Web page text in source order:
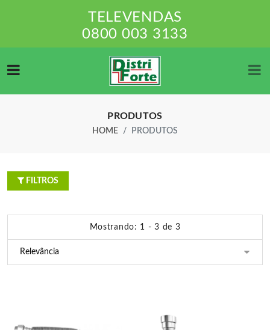
TELEVENDAS
0800 003 3133
PRODUTOS
HOME PRODUTOS
FILTROS
Mostrando: 1 - 3 de 3